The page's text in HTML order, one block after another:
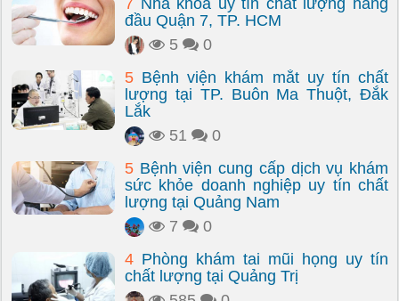
7 Nha khoa uy tín chất lượng hàng
đầu Quận 7, TP. HCM
5
0
5 Bệnh viện khám mắt uy tín chất
lượng tại TP. Buôn Ma Thuột, Đắk
Lắk
51
0
5 Bệnh viện cung cấp dịch vụ khám
sức khỏe doanh nghiệp uy tín chất
lượng tại Quảng Nam
7
0
4 Phòng khám tai mũi họng uy tín
chất lượng tại Quảng Trị